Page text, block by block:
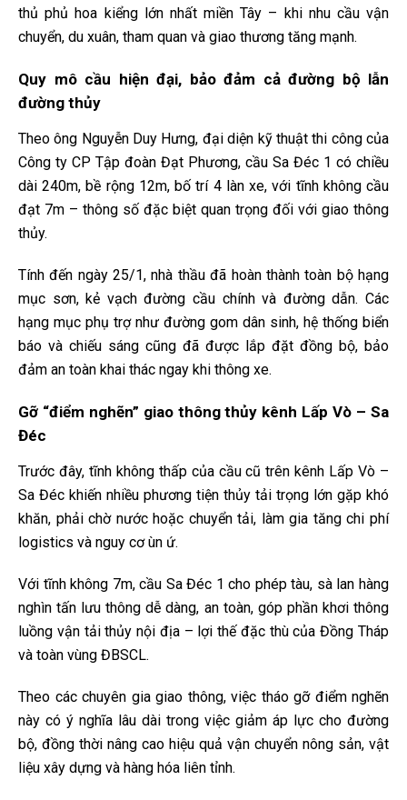
thủ phủ hoa kiểng lớn nhất miền Tây – khi nhu cầu vận
chuyển, du xuân, tham quan và giao thương tăng mạnh.
Quy mô cầu hiện đại, bảo đảm cả đường bộ lẫn
đường thủy
Theo ông Nguyễn Duy Hưng, đại diện kỹ thuật thi công của
Công ty CP Tập đoàn Đạt Phương, cầu Sa Đéc 1 có chiều
dài 240m, bề rộng 12m, bố trí 4 làn xe, với tĩnh không cầu
đạt 7m – thông số đặc biệt quan trọng đối với giao thông
thủy.
Tính đến ngày 25/1, nhà thầu đã hoàn thành toàn bộ hạng
mục sơn, kẻ vạch đường cầu chính và đường dẫn. Các
hạng mục phụ trợ như đường gom dân sinh, hệ thống biển
báo và chiếu sáng cũng đã được lắp đặt đồng bộ, bảo
đảm an toàn khai thác ngay khi thông xe.
Gỡ “điểm nghẽn” giao thông thủy kênh Lấp Vò – Sa
Đéc
Trước đây, tĩnh không thấp của cầu cũ trên kênh Lấp Vò –
Sa Đéc khiến nhiều phương tiện thủy tải trọng lớn gặp khó
khăn, phải chờ nước hoặc chuyển tải, làm gia tăng chi phí
logistics và nguy cơ ùn ứ.
Với tĩnh không 7m, cầu Sa Đéc 1 cho phép tàu, sà lan hàng
nghìn tấn lưu thông dễ dàng, an toàn, góp phần khơi thông
luồng vận tải thủy nội địa – lợi thế đặc thù của Đồng Tháp
và toàn vùng ĐBSCL.
Theo các chuyên gia giao thông, việc tháo gỡ điểm nghẽn
này có ý nghĩa lâu dài trong việc giảm áp lực cho đường
bộ, đồng thời nâng cao hiệu quả vận chuyển nông sản, vật
liệu xây dựng và hàng hóa liên tỉnh.